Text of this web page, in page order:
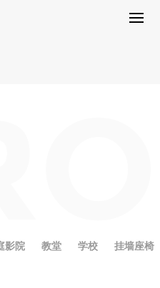
影院 教堂 学校 挂墙座椅